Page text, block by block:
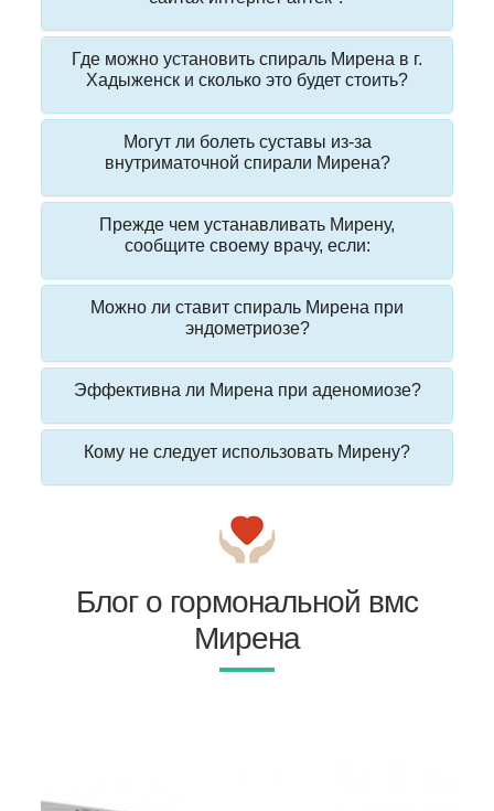
Где можно установить спираль Мирена в г.
Хадыженск и сколько это будет стоить?
Могут ли болеть суставы из-за
внутриматочной спирали Мирена?
Прежде чем устанавливать Мирену,
сообщите своему врачу, если:
Можно ли ставит спираль Мирена при
эндометриозе?
Эффективна ли Мирена при аденомиозе?
Кому не следует использовать Мирену?
Блог о гормональной вмс
Мирена